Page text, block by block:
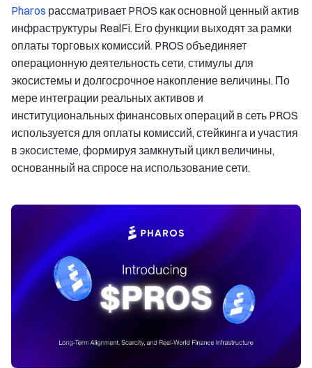
Pharos рассматривает PROS как основной ценный актив
инфраструктуры RealFi. Его функции выходят за рамки
оплаты торговых комиссий. PROS объединяет
операционную деятельность сети, стимулы для
экосистемы и долгосрочное накопление величины. По
мере интеграции реальных активов и
институциональных финансовых операций в сеть PROS
используется для оплаты комиссий, стейкинга и участия
в экосистеме, формируя замкнутый цикл величины,
основанный на спросе на использование сети.